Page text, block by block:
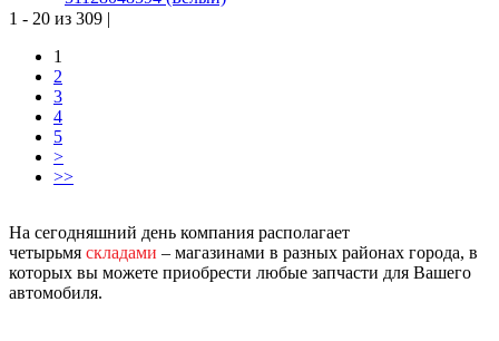
1 - 20 из 309 |
1
2
3
4
5
>
>>
На сегодняшний день компания располагает
четырьмя складами – магазинами в разных районах города, в
которых вы можете приобрести любые запчасти для Вашего
автомобиля.